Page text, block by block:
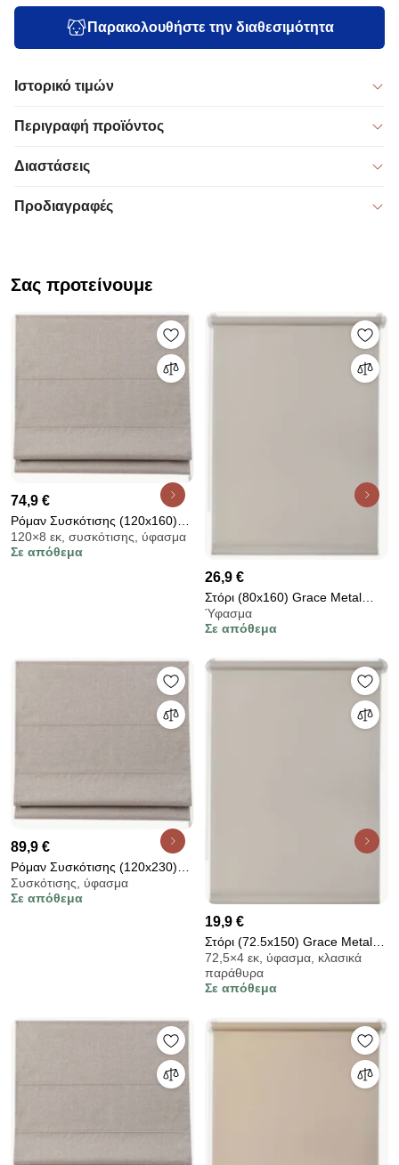
Παρακολουθήστε την διαθεσιμότητα
Ιστορικό τιμών
Περιγραφή προϊόντος
Διαστάσεις
Προδιαγραφές
Σας προτείνουμε
74,9 €
Ρόμαν Συσκότισης (120x160)
Grace Shiny Beige 681261
120×8 εκ, συσκότισης, ύφασμα
Σε απόθεμα
26,9 €
Στόρι (80x160) Grace Metal
408163
Ύφασμα
Σε απόθεμα
89,9 €
Ρόμαν Συσκότισης (120x230)
Grace Shiny Beige 681123
Συσκότισης, ύφασμα
Σε απόθεμα
19,9 €
Στόρι (72.5x150) Grace Metal
725154
72,5×4 εκ, ύφασμα, κλασικά
παράθυρα
Σε απόθεμα